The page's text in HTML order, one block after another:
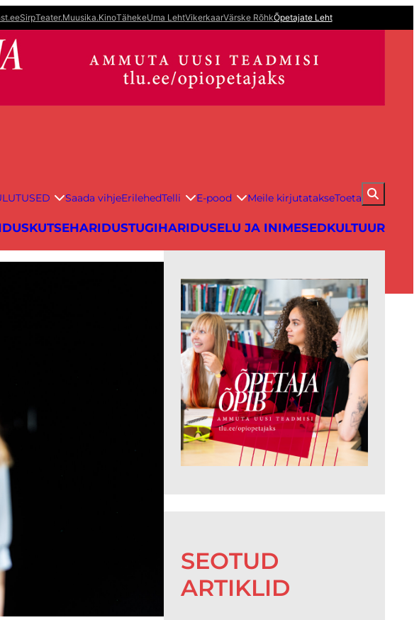
SirpTeater.Muusika.KinoTähekeUma LehtVikerkaarVärske RõhkÕpetajate Leht
Saada vihjeErilehedTelli E-pood Meile kirjutatakseToeta
KUTSEHARIDUSTUGIHARIDUSELU JA INIMESEDKULTUUR
SEOTUD
ARTIKLID